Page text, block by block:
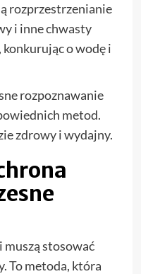
rozprzestrzenianie
i inne chwasty
o wodę i
rozpoznawanie
metod.
zdrowy i wydajny.
stosować
To metoda, która